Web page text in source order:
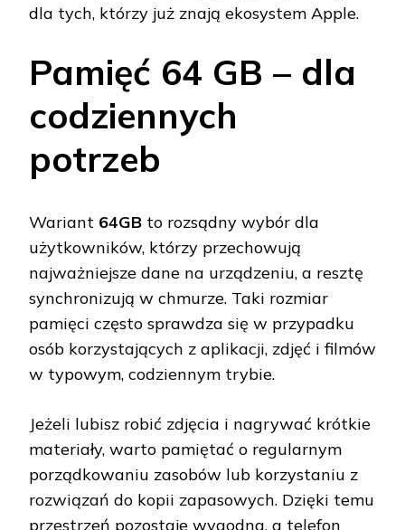
dla tych, którzy już znają ekosystem Apple.
Pamięć 64 GB – dla
codziennych
potrzeb
Wariant 64GB to rozsądny wybór dla
użytkowników, którzy przechowują
najważniejsze dane na urządzeniu, a resztę
synchronizują w chmurze. Taki rozmiar
pamięci często sprawdza się w przypadku
osób korzystających z aplikacji, zdjęć i filmów
w typowym, codziennym trybie.
Jeżeli lubisz robić zdjęcia i nagrywać krótkie
materiały, warto pamiętać o regularnym
porządkowaniu zasobów lub korzystaniu z
rozwiązań do kopii zapasowych. Dzięki temu
przestrzeń pozostaje wygodna, a telefon